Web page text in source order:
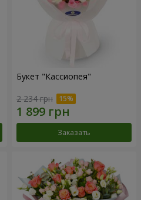
Букет "Кассиопея"
2 234 грн
Заказать